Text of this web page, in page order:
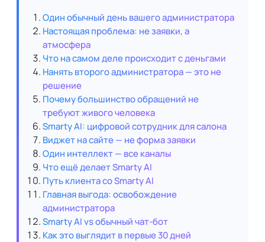
Один обычный день вашего администратора
Настоящая проблема: не заявки, а
атмосфера
Что на самом деле происходит с деньгами
Нанять второго администратора — это не
решение
Почему большинство обращений не
требуют живого человека
Smarty AI: цифровой сотрудник для салона
Виджет на сайте — не форма заявки
Один интеллект — все каналы
Что ещё делает Smarty AI
Путь клиента со Smarty AI
Главная выгода: освобождение
администратора
Smarty AI vs обычный чат-бот
Как это выглядит в первые 30 дней